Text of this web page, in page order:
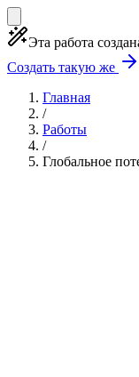
Эта работа
Создать такую же
Главная
/
Работы
/
Глобальное